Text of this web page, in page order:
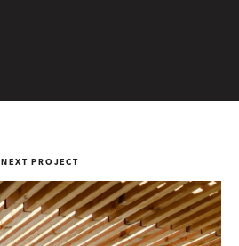
NEXT PROJECT